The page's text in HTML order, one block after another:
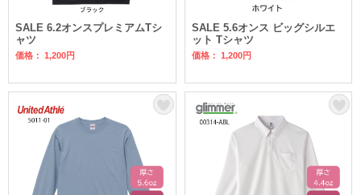
SALE 6.2オンスプレミアムTシ
ャツ
価格： 1,200円
SALE 5.6オンス ビッグシルエ
ット Tシャツ
価格： 1,200円